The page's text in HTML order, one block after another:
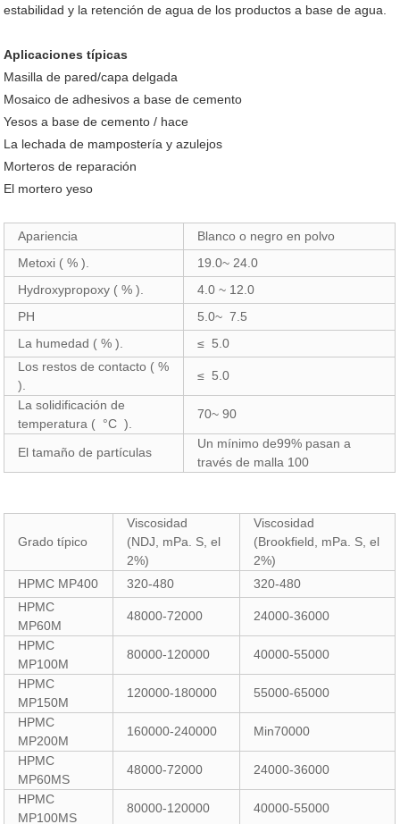
estabilidad y la retención de agua de los productos a base de agua.
Aplicaciones típicas
Masilla de pared/capa delgada
Mosaico de adhesivos a base de cemento
Yesos a base de cemento / hace
La lechada de mampostería y azulejos
Morteros de reparación
El mortero yeso
Apariencia
Blanco o negro en polvo
Metoxi ( % ).
19.0~ 24.0
Hydroxypropoxy ( % ).
4.0 ~ 12.0
PH
5.0~ 7.5
La humedad ( % ).
≤ 5.0
Los restos de contacto ( %
).
≤ 5.0
La solidificación de
temperatura ( °C ).
70~ 90
El tamaño de partículas
Un mínimo de99% pasan a
través de malla 100
Grado típico
Viscosidad
(NDJ, mPa. S, el
2%)
Viscosidad
(Brookfield, mPa. S, el
2%)
HPMC MP400
320-480
320-480
HPMC
MP60M
48000-72000 24000-36000
HPMC
MP100M
80000-120000 40000-55000
HPMC
MP150M
120000-180000 55000-65000
HPMC
MP200M
160000-240000 Min70000
HPMC
MP60MS
48000-72000 24000-36000
HPMC
MP100MS
80000-120000 40000-55000